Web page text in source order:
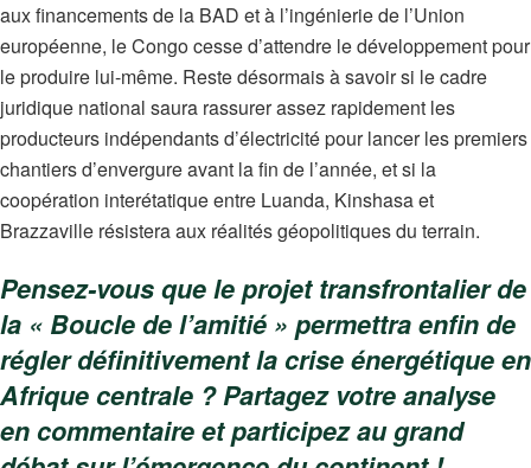
aux financements de la BAD et à l’ingénierie de l’Union
européenne, le Congo cesse d’attendre le développement pour
le produire lui-même. Reste désormais à savoir si le cadre
juridique national saura rassurer assez rapidement les
producteurs indépendants d’électricité pour lancer les premiers
chantiers d’envergure avant la fin de l’année, et si la
coopération interétatique entre Luanda, Kinshasa et
Brazzaville résistera aux réalités géopolitiques du terrain.
Pensez-vous que le projet transfrontalier de
la « Boucle de l’amitié » permettra enfin de
régler définitivement la crise énergétique en
Afrique centrale ? Partagez votre analyse
en commentaire et participez au grand